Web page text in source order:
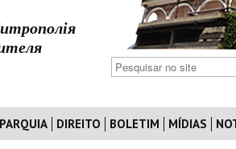
DIREITO BOLETIM MÍDIAS